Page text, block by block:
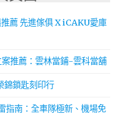
薦 先進傢俱 X iCAKU愛庫
推薦：雲林當鋪-雲科當舖
錦鎖匙刻印行
指南：全車隊極新、機場免